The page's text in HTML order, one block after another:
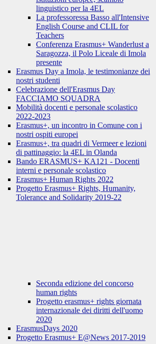
linguistico per la 4EL
La professoressa Basso all'Intensive
English Course and CLIL for
Teachers
Conferenza Erasmus+ Wanderlust a
Saragozza, il Polo Liceale di Imola
presente
Erasmus Day a Imola, le testimonianze dei
nostri studenti
Celebrazione dell'Erasmus Day
FACCIAMO SQUADRA
Mobilità docenti e personale scolastico
2022-2023
Erasmus+, un incontro in Comune con i
nostri ospiti europei
Erasmus+, tra quadri di Vermeer e lezioni
di pattinaggio: la 4EL in Olanda
Bando ERASMUS+ KA121 - Docenti
interni e personale scolastico
Erasmus+ Human Rights 2022
Progetto Erasmus+ Rights, Humanity,
Tolerance and Solidarity 2019-22
Seconda edizione del concorso
human rights
Progetto erasmus+ rights giornata
internazionale dei diritti dell'uomo
2020
ErasmusDays 2020
Progetto Erasmus+ E@News 2017-2019